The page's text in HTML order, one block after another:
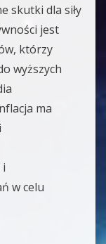
skutki dla siły
jest
którzy
wyższych
ma
i
w celu